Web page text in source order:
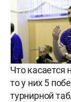
Что касается
то у них 5
турнирной